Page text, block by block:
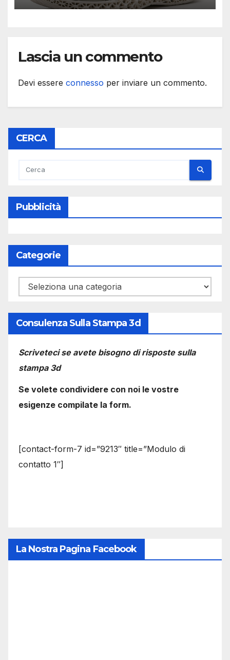
Lascia un commento
Devi essere connesso per inviare un commento.
CERCA
Pubblicità
Categorie
Categorie
Consulenza Sulla Stampa 3d
Scriveteci se avete bisogno di risposte sulla
stampa 3d
Se volete condividere con noi le vostre
esigenze compilate la form.
[contact-form-7 id=”9213″ title=”Modulo di
contatto 1″]
La Nostra Pagina Facebook